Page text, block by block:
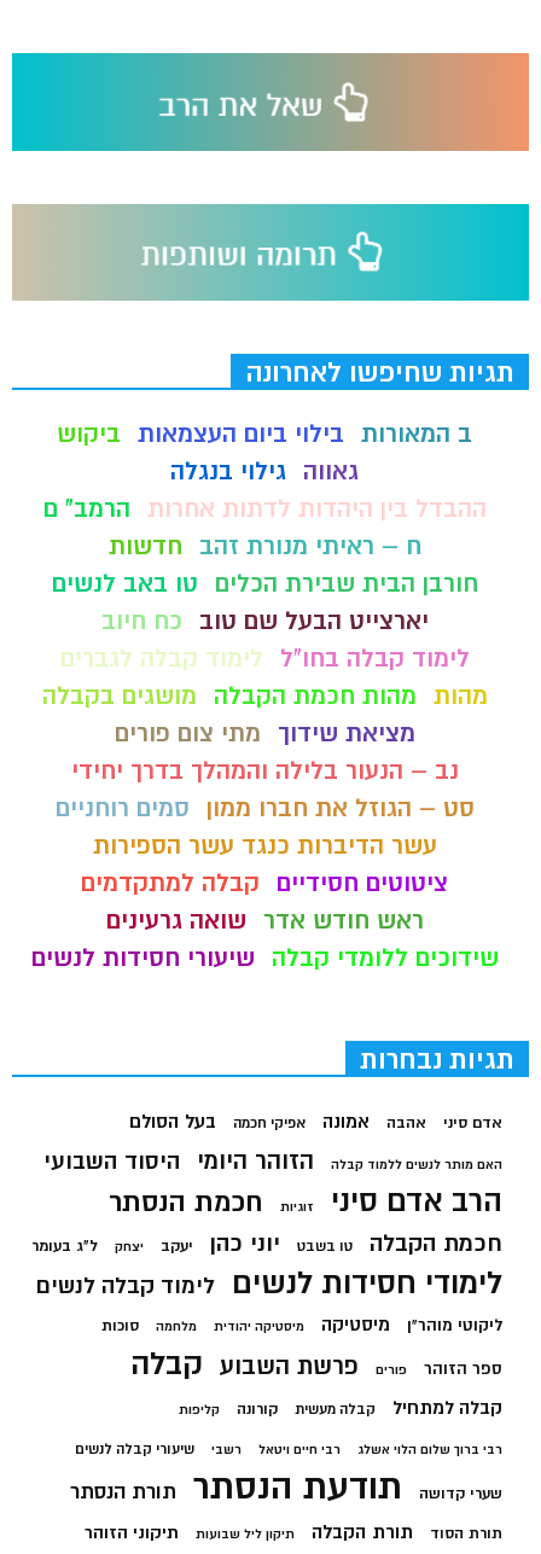
תגיות שחיפשו לאחרונה
ב המאורות בילוי ביום העצמאות ביקוש
גאווה גילוי בנגלה
ההבדל בין היהדות לדתות אחרות
הרמב" ם
ח – ראיתי מנורת זהב
חדשות
חורבן הבית שבירת הכלים
טו באב לנשים
יארצייט הבעל שם טוב
כח חיוב
לימוד קבלה בחו"ל
לימוד קבלה לגברים
מהות מהות חכמת הקבלה
מושגים בקבלה
מציאת שידוך
מתי צום פורים
נב – הנעור בלילה והמהלך בדרך יחידי
סט – הגוזל את חברו ממון
סמים רוחניים
עשר הדיברות כנגד עשר הספירות
ציטוטים חסידיים
קבלה למתקדמים
ראש חודש אדר
שואה גרעינים
שידוכים ללומדי קבלה
שיעורי חסידות לנשים
תגיות נבחרות
אדם סיני אהבה אמונה אפיקי חכמה בעל הסולם
האם מותר לנשים ללמוד קבלה הזוהר היומי היסוד השבועי
הרב אדם סיני זוגיות חכמת הנסתר
חכמת הקבלה טו בשבט יוני כהן יעקב יצחק ל"ג בעומר
לימודי חסידות לנשים לימוד קבלה לנשים
ליקוטי מוהר"ן מיסטיקה מיסטיקה יהודית מלחמה סוכות
ספר הזוהר פורים פרשת השבוע קבלה
קבלה למתחיל קבלה מעשית קורונה קליפות
רבי ברוך שלום הלוי אשלג רבי חיים ויטאל רשבי שיעורי קבלה לנשים
שערי קדושה תודעת הנסתר תורת הנסתר
תורת הסוד תורת הקבלה תיקון ליל שבועות תיקוני הזוהר